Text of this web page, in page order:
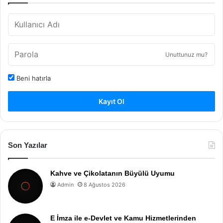
Unuttunuz mu?
Beni hatırla
Kayıt Ol
Son Yazılar
Kahve ve Çikolatanın Büyülü Uyumu
Admin 8 Ağustos 2026
E İmza ile e-Devlet ve Kamu Hizmetlerinden